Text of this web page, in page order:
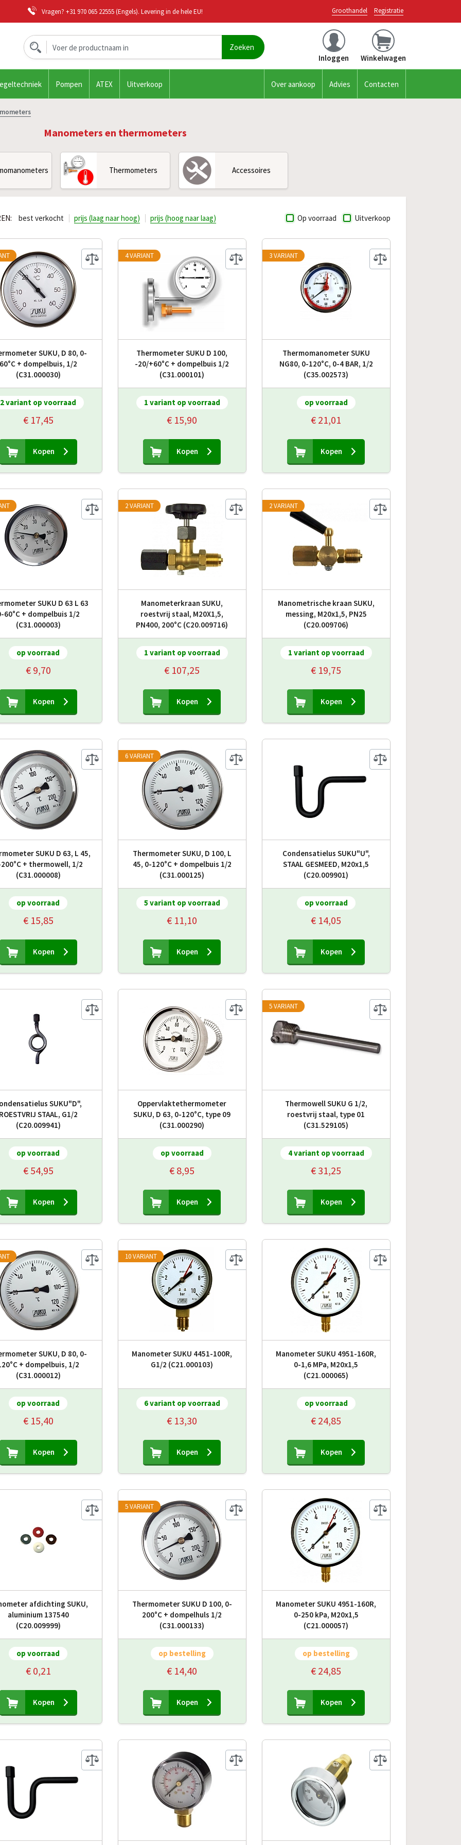
Vragen? +31 970 065 22555(Engels). Levering in de hele EU! Groothandel Registratie
Inloggen Winkelwagen
Pompen ATEX Uitverkoop Over aankoop Advies Contacten
Manometers en thermometers
Thermometers Accessoires
Op voorraad Uitverkoop
best verkocht prijs (laag naar hoog) prijs (hoog naar laag)
SUKU, D 80, 0-
+ dompelbuis, 1/2
(C31.000030)
2 variant op voorraad
€ 17,45
Kopen
Thermometer SUKU D 100,
-20/+60°C + dompelbuis 1/2
(C31.000101)
1 variant op voorraad
€ 15,90
Kopen
4 VARIANT
Thermomanometer SUKU
NG80, 0-120°C, 0-4 BAR, 1/2
(C35.002573)
op voorraad
€ 21,01
Kopen
3 VARIANT
SUKU D 63 L 63
60°C + dompelbuis 1/2
(C31.000003)
op voorraad
€ 9,70
Kopen
Manometerkraan SUKU,
roestvrij staal, M20X1,5,
PN400, 200°C (C20.009716)
1 variant op voorraad
€ 107,25
Kopen
2 VARIANT
Manometrische kraan SUKU,
messing, M20x1,5, PN25
(C20.009706)
1 variant op voorraad
€ 19,75
Kopen
2 VARIANT
SUKU D 63, L 45,
+ thermowell, 1/2
(C31.000008)
op voorraad
€ 15,85
Kopen
Thermometer SUKU, D 100, L
45, 0-120°C + dompelbuis 1/2
(C31.000125)
5 variant op voorraad
€ 11,10
Kopen
6 VARIANT
Condensatielus SUKU"U",
STAAL GESMEED, M20x1,5
(C20.009901)
op voorraad
€ 14,05
Kopen
SUKU"D",
STAAL, G1/2
(C20.009941)
op voorraad
€ 54,95
Kopen
Oppervlaktethermometer
SUKU, D 63, 0-120°C, type 09
(C31.000290)
op voorraad
€ 8,95
Kopen
Thermowell SUKU G 1/2,
roestvrij staal, type 01
(C31.529105)
4 variant op voorraad
€ 31,25
Kopen
5 VARIANT
SUKU, D 80, 0-
+ dompelbuis, 1/2
(C31.000012)
op voorraad
€ 15,40
Kopen
Manometer SUKU 4451-100R,
G1/2 (C21.000103)
6 variant op voorraad
€ 13,30
Kopen
10 VARIANT
Manometer SUKU 4951-160R,
0-1,6 MPa, M20x1,5
(C21.000065)
op voorraad
€ 24,85
Kopen
afdichting SUKU,
aluminium 137540
(C20.009999)
op voorraad
€ 0,21
Kopen
Thermometer SUKU D 100, 0-
200°C + dompelhuls 1/2
(C31.000133)
op bestelling
€ 14,40
Kopen
5 VARIANT
Manometer SUKU 4951-160R,
0-250 kPa, M20x1,5
(C21.000057)
op bestelling
€ 24,85
Kopen